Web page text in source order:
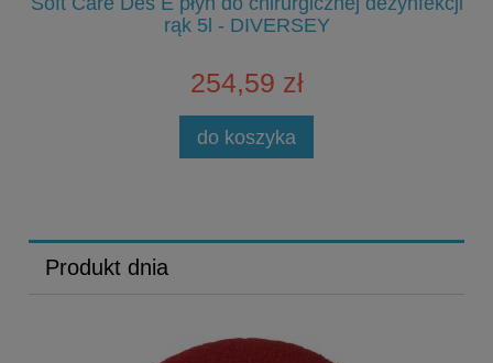
rąk 5l - DIVERSEY
254,59 zł
do koszyka
Produkt dnia